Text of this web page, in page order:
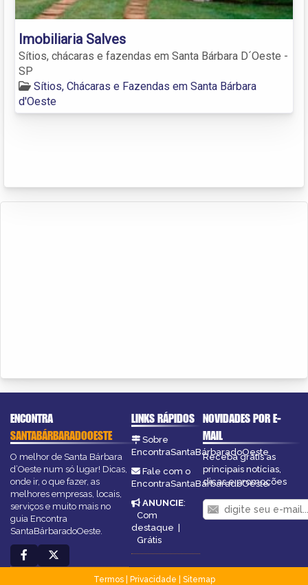
Imobiliaria Salves
Sítios, chácaras e fazendas em Santa Bárbara D´Oeste -
SP
Sítios, Chácaras e Fazendas em Santa Bárbara
d'Oeste
ENCONTRA
SANTABÁRBARADOOESTE
O melhor de Santa Bárbara
d’Oeste num só lugar! Dicas,
onde ir, o que fazer, as
melhores empresas, locais,
serviços e muito mais no
guia Encontra
SantaBárbaradoOeste.
LINKS RÁPIDOS
Sobre
EncontraSantaBárbaradoOeste
Fale com o
EncontraSantaBárbaradoOeste
ANUNCIE:
Com
destaque |
Grátis
NOVIDADES POR E-
MAIL
Receba grátis as
principais notícias,
dicas e promoções
Termos| Privacidade
Sitemap